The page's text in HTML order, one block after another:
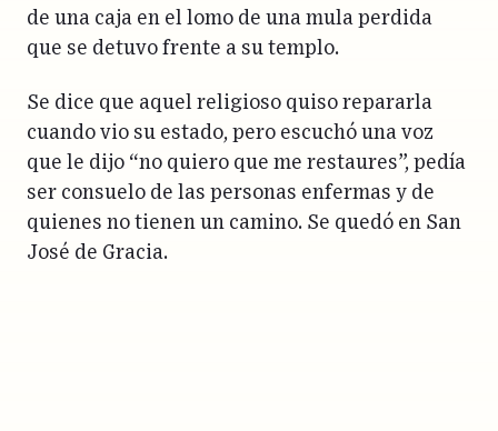
de una caja en el lomo de una mula perdida
que se detuvo frente a su templo.
Se dice que aquel religioso quiso repararla
cuando vio su estado, pero escuchó una voz
que le dijo “no quiero que me restaures”, pedía
ser consuelo de las personas enfermas y de
quienes no tienen un camino. Se quedó en San
José de Gracia.